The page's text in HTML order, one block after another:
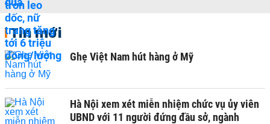
Tin mới
Ghẹ Việt Nam hút hàng ở Mỹ
Hà Nội xem xét miễn nhiệm chức vụ ủy viên
UBND với 11 người đứng đầu sở, ngành